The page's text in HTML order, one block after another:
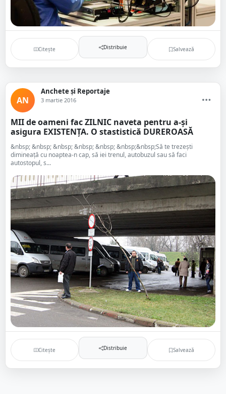
Citește Distribuie Salvează
AN
Anchete și Reportaje
3 martie 2016
MII de oameni fac ZILNIC naveta pentru a-și
asigura EXISTENȚA. O stastistică DUREROASĂ
&nbsp; &nbsp; &nbsp; &nbsp; &nbsp; &nbsp;&nbsp;Să te trezeşti
dimineaţă cu noaptea-n cap, să iei trenul, autobuzul sau să faci
autostopul, s...
Citește Distribuie Salvează